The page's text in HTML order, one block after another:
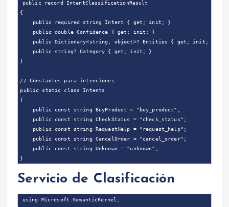
public record IntentClassificationResult
{
    public required string Intent { get; init; }
    public double Confidence { get; init; }
    public Dictionary<string, object>? Entities { get; init; }
    public string? Category { get; init; }
}
// Constantes para intenciones
public static class Intents
{
    public const string BuyProduct = "buy_product";
    public const string CheckStatus = "check_status";
    public const string RequestHelp = "request_help";
    public const string CancelOrder = "cancel_order";
    public const string Unknown = "unknown";
Servicio de Clasificación
using Microsoft.SemanticKernel;